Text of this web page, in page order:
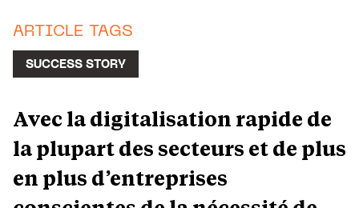
ARTICLE TAGS
SUCCESS STORY
Avec la digitalisation rapide de
la plupart des secteurs et de plus
en plus d’entreprises